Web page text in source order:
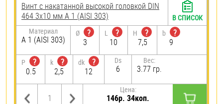
Винт с накатанной высокой головкой DIN
464 3х10 мм А 1 (AISI 303)
Материал
А 1 (AISI 303)
Ø
?
3
L
?
10
H
?
7,5
b
?
9
P
?
0.5
k
?
2,5
dk
?
12
Ds
6
Вес:
3.77 гр.
Цена:
146р. 34коп.
В СПИСОК